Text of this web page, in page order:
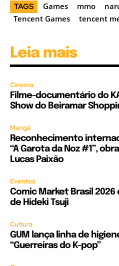
TAGS Games mmo
Tencent Games
tencent
Leia mais
Cinema
Filme-documentário do
Show do Beiramar
Mangá
Reconhecimento
“A Garota da Noz #1”,
Lucas Paixão
Eventos
Comic Market Brasil
de Hideki Tsuji
Cultura
GUM lança linha de
“Guerreiras do K-pop”